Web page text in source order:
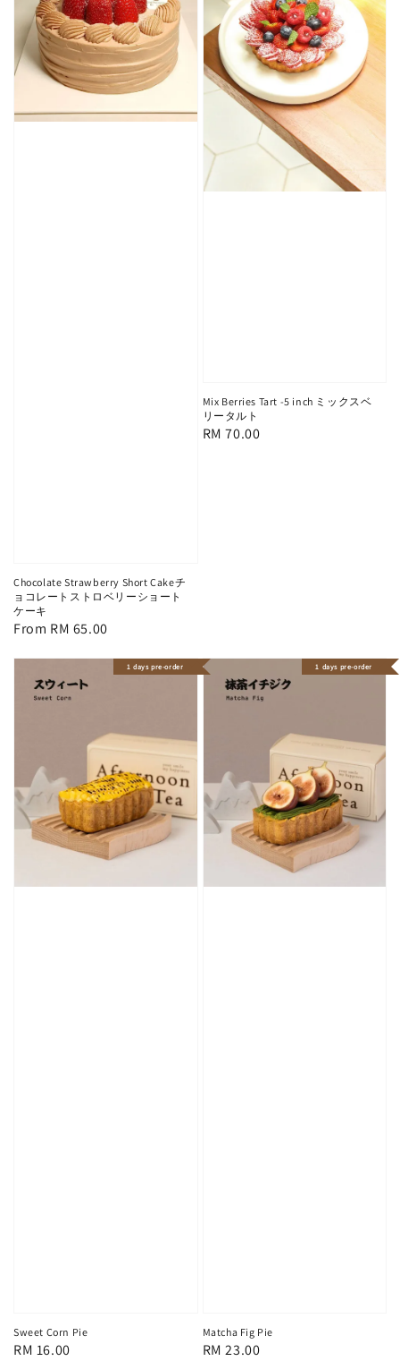
Chocolate Strawberry Short Cakeチ
ョコレートストロベリーショート
ケーキ
Regular
From RM 65.00
Mix Berries Tart -5 inch ミックスベ
リータルト
Regular
RM 70.00
1 days pre-order
Sweet Corn Pie
Regular
RM 16.00
1 days pre-order
Matcha Fig Pie
Regular
RM 23.00